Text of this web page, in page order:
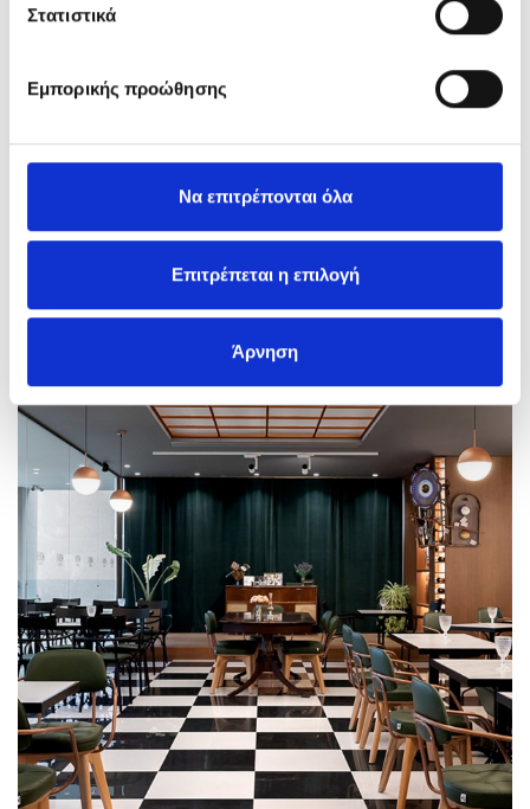
Στατιστικά
Εμπορικής προώθησης
Να επιτρέπονται όλα
Επιτρέπεται η επιλογή
Άρνηση
ΠΕΡΙΣΣΟΤΕΡΑ
ΣΧΕΤΙΚΑ ΕΡΓΑ